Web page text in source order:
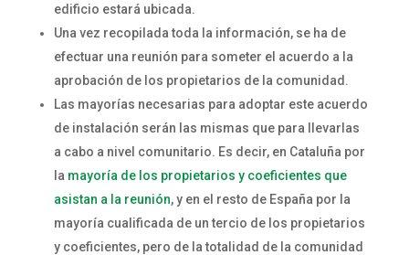
edificio estará ubicada.
Una vez recopilada toda la información, se ha de
efectuar una reunión para someter el acuerdo a la
aprobación de los propietarios de la comunidad.
Las mayorías necesarias para adoptar este acuerdo
de instalación serán las mismas que para llevarlas
a cabo a nivel comunitario. Es decir, en Cataluña por
la mayoría de los propietarios y coeficientes que
asistan a la reunión, y en el resto de España por la
mayoría cualificada de un tercio de los propietarios
y coeficientes, pero de la totalidad de la comunidad